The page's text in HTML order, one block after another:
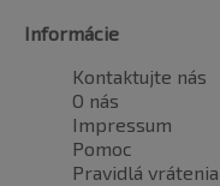
Informácie
Kontaktujte nás
O nás
Impressum
Pomoc
Pravidlá vrátenia